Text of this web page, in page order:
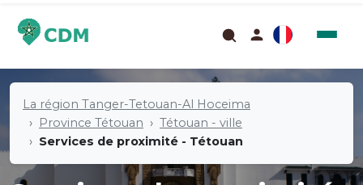
La région Tanger-Tetouan-Al Hoceima
Province Tétouan
Tétouan - ville
Services de proximité - Tétouan